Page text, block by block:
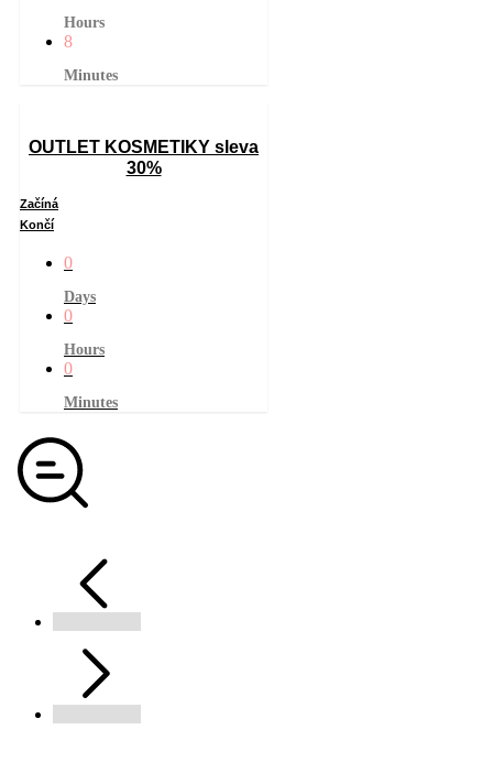
Hours
8
Minutes
OUTLET KOSMETIKY sleva
30%
Začíná
Končí
0
Days
0
Hours
0
Minutes